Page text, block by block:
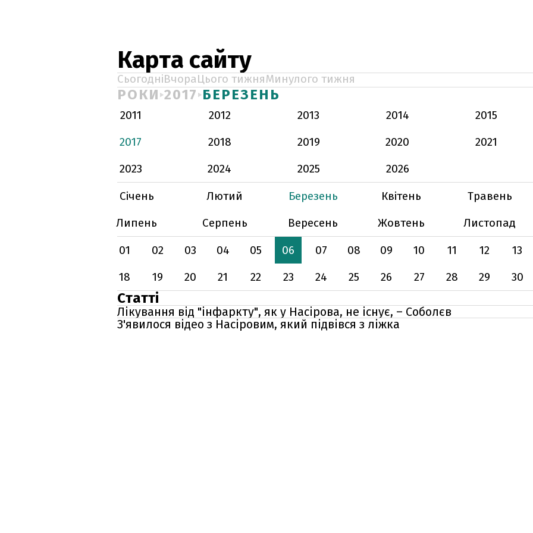
Карта сайту
СьогодніВчораЦього тижняМинулого тижня
РОКИ 2017 БЕРЕЗЕНЬ
2011 2012 2013 2014
2015
2017
2018 2019 2020
2021
2023
2024 2025
2026
Січень
Лютий Березень Квітень
Травень
Липень
Серпень Вересень Жовтень
Листопад
01
02 03 04 05 06 07 08 09 10 11 12
13
18
19 20 21 22 23 24 25 26 27 28 29 30
Статті
Лікування від "інфаркту", як у Насірова, не існує, – Соболєв
З'явилося відео з Насіровим, який підвівся з ліжка